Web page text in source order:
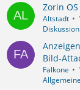
Zorin
Altstadt
Bild-
Falkone